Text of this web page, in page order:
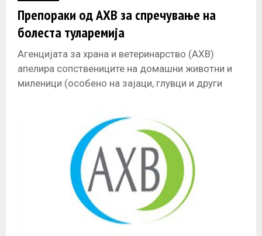
Препораки од АХВ за спречување на
болеста туларемија
Агенцијата за храна и ветеринарство (АХВ)
апелира сопствениците на домашни животни и
миленици (особено на зајаци, глувци и други